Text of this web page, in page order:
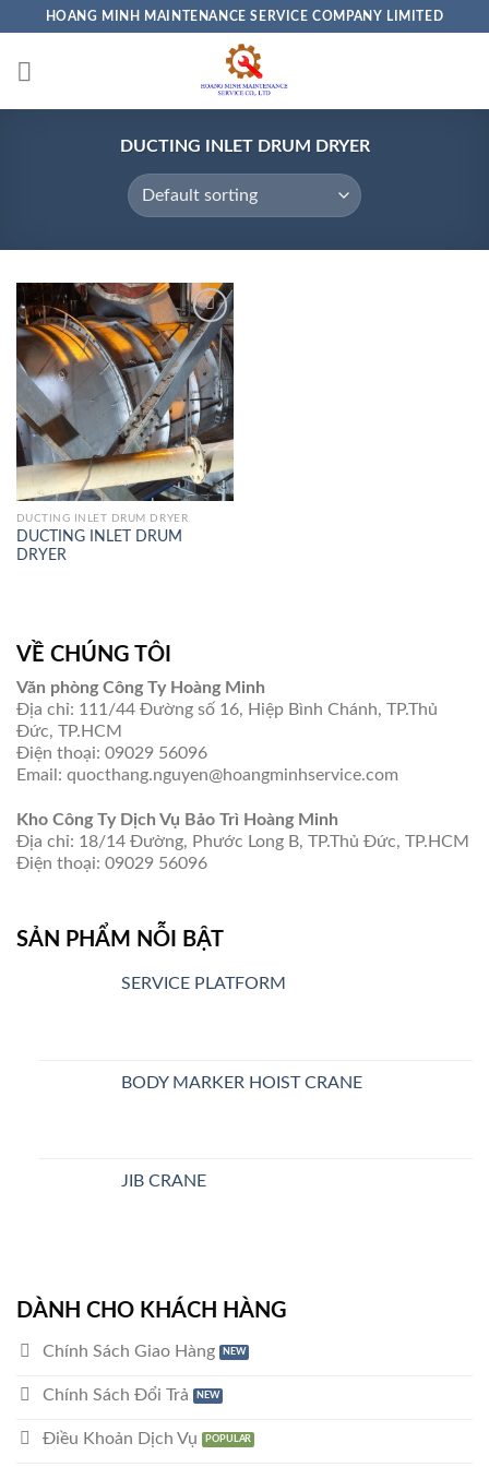
content
HOANG MINH MAINTENANCE SERVICE COMPANY LIMITED
DUCTING INLET DRUM DRYER
Add to
wishlist
DUCTING INLET DRUM DRYER
DUCTING INLET DRUM
DRYER
VỀ CHÚNG TÔI
Văn phòng Công Ty Hoàng Minh
Địa chỉ: 111/44 Đường số 16, Hiệp Bình Chánh, TP.Thủ
Đức, TP.HCM
Điện thoại: 09029 56096
Email: quocthang.nguyen@hoangminhservice.com
Kho Công Ty Dịch Vụ Bảo Trì Hoàng Minh
Địa chỉ: 18/14 Đường, Phước Long B, TP.Thủ Đức, TP.HCM
Điện thoại: 09029 56096
SẢN PHẨM NỖI BẬT
SERVICE PLATFORM
BODY MARKER HOIST CRANE
JIB CRANE
DÀNH CHO KHÁCH HÀNG
Chính Sách Giao Hàng
Chính Sách Đổi Trả
Điều Khoản Dịch Vụ